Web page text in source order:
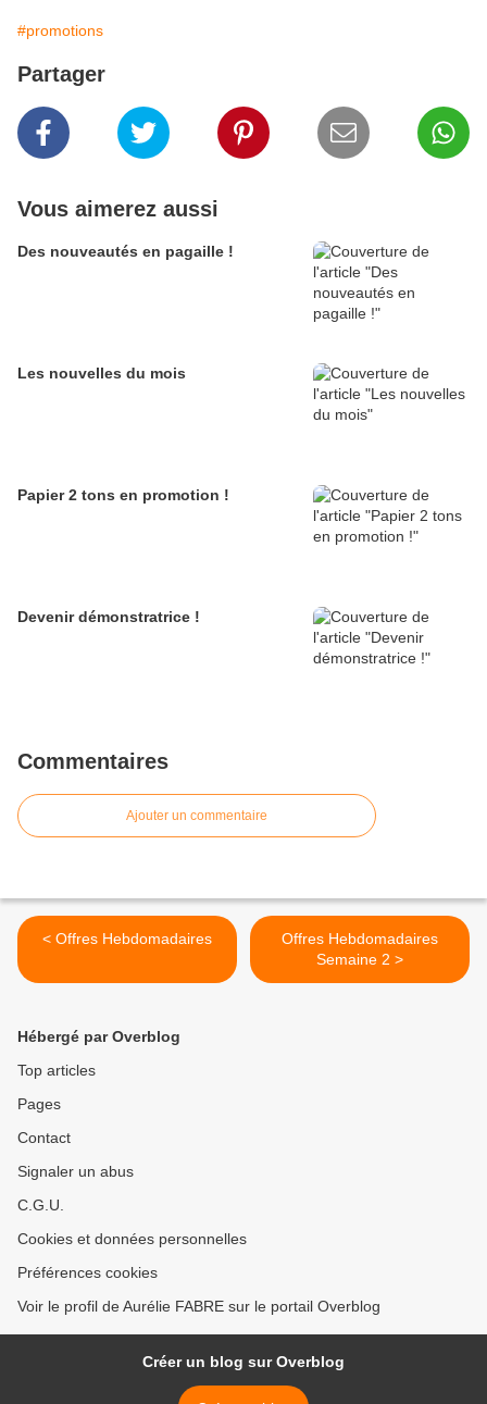
#promotions
Partager
Vous aimerez aussi
Des nouveautés en pagaille !
Les nouvelles du mois
Papier 2 tons en promotion !
Devenir démonstratrice !
Commentaires
Ajouter un commentaire
< Offres Hebdomadaires
Offres Hebdomadaires
Semaine 2 >
Hébergé par Overblog
Top articles
Pages
Contact
Signaler un abus
C.G.U.
Cookies et données personnelles
Préférences cookies
Voir le profil de Aurélie FABRE sur le portail Overblog
Créer un blog sur Overblog